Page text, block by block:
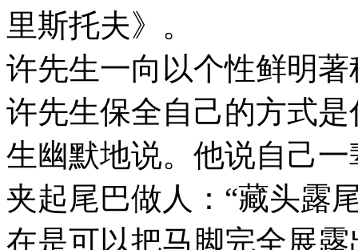
里斯托夫》。
许先生一向以个性鲜明
许先生保全自己的方式
生幽默地说。他说自己
夹起尾巴做人：“藏头露
在是可以把马脚完全展露